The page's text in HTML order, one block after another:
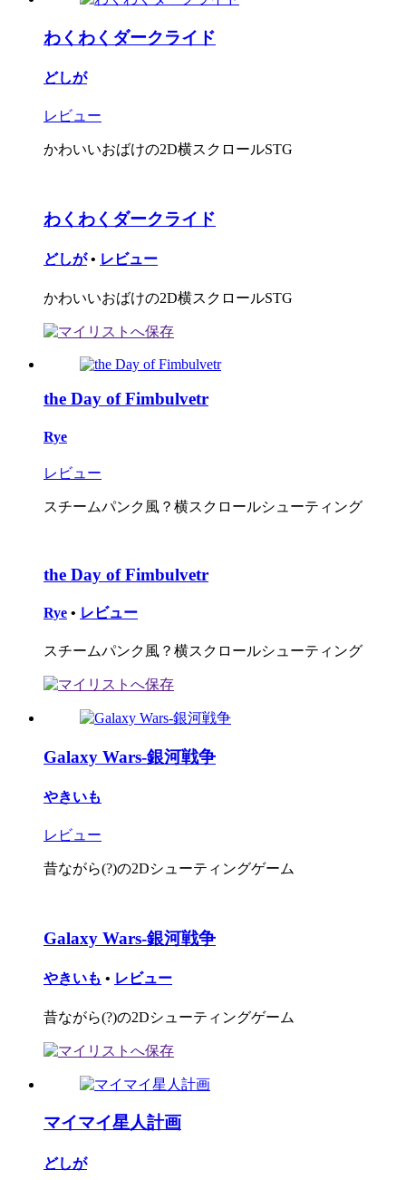
わくわくダークライド
どしが
レビュー
かわいいおばけの2D横スクロールSTG
わくわくダークライド
どしが • レビュー
かわいいおばけの2D横スクロールSTG
the Day of Fimbulvetr
Rye
レビュー
スチームパンク風？横スクロールシューティング
the Day of Fimbulvetr
Rye • レビュー
スチームパンク風？横スクロールシューティング
Galaxy Wars-銀河戦争
やきいも
レビュー
昔ながら(?)の2Dシューティングゲーム
Galaxy Wars-銀河戦争
やきいも • レビュー
昔ながら(?)の2Dシューティングゲーム
マイマイ星人計画
どしが